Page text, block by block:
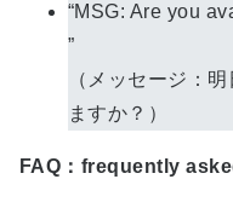
“MSG: Are you
”
（メッセージ：
ますか？）
FAQ：frequently